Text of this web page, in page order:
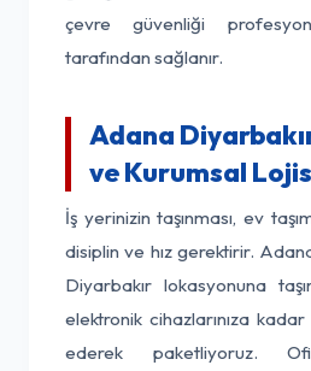
çevre güvenliği
tarafından sağlanır.
Adana
ve Kurumsal
İş yerinizin taşınması, ev
disiplin ve hız gerektirir.
Diyarbakır lokasyonuna
elektronik cihazlarınıza
ederek paketliyoruz. Ofis